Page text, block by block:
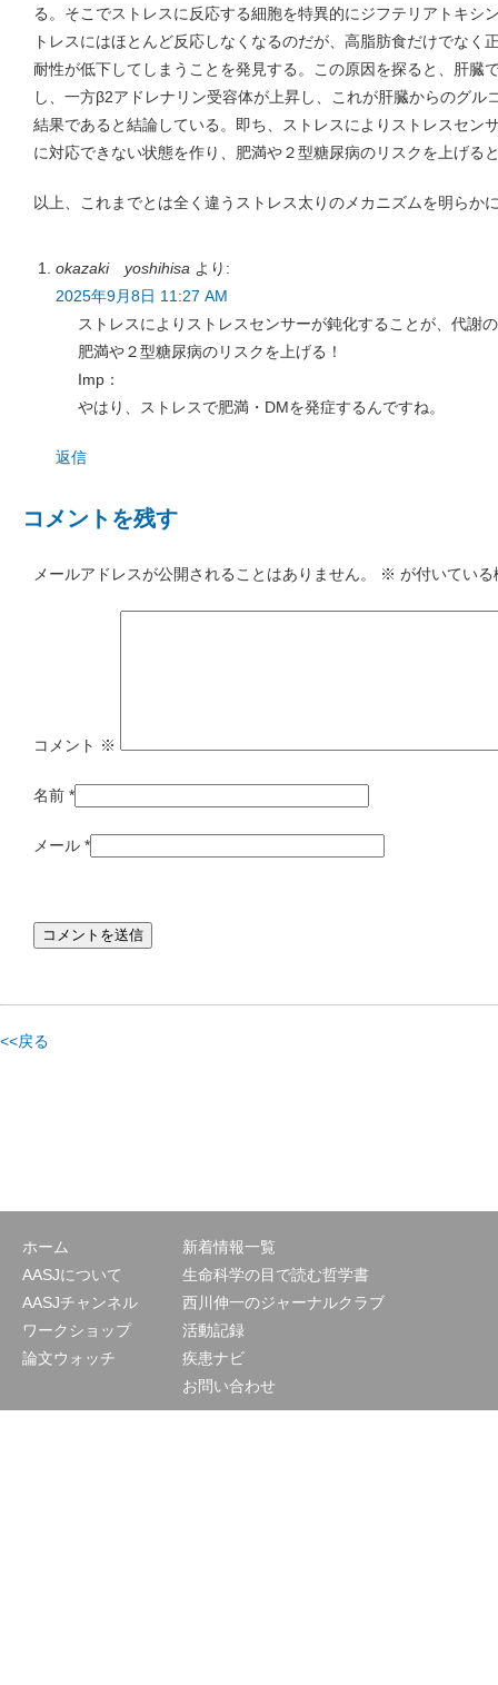
る。そこでストレスに反応する細胞を特異的にジフテリアトキシ
トレスにはほとんど反応しなくなるのだが、高脂肪食だけでなく
耐性が低下してしまうことを発見する。この原因を探ると、肝臓
し、一方β2アドレナリン受容体が上昇し、これが肝臓からのグル
結果であると結論している。即ち、ストレスによりストレスセン
に対応できない状態を作り、肥満や２型糖尿病のリスクを上げる
以上、これまでとは全く違うストレス太りのメカニズムを明らか
okazaki yoshihisa より:
2025年9月8日 11:27 AM
ストレスによりストレスセンサーが鈍化することが、代謝
肥満や２型糖尿病のリスクを上げる！
Imp：
やはり、ストレスで肥満・DMを発症するんですね。
返信
コメントを残す
メールアドレスが公開されることはありません。 ※ が付いてい
コメント ※
名前 *
メール *
<<戻る
ホーム
AASJについて
AASJチャンネル
ワークショップ
論文ウォッチ
新着情報一覧
生命科学の目で読む哲学書
西川伸一のジャーナルクラブ
活動記録
疾患ナビ
お問い合わせ